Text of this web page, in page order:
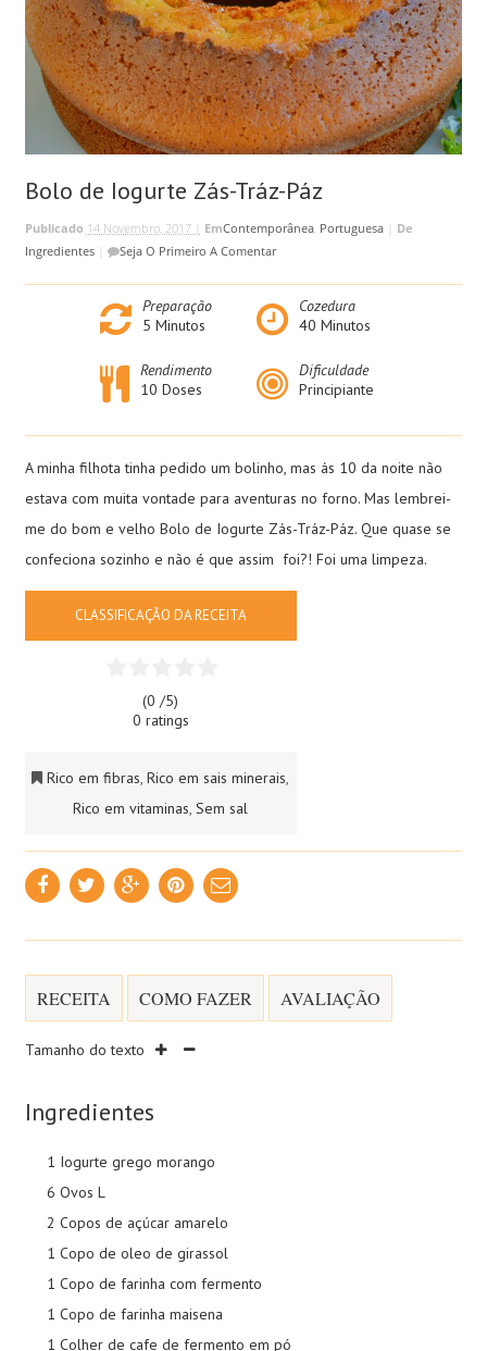
Bolo de Iogurte Zás-Tráz-Páz
Publicado 14 Novembro, 2017 | EmContemporânea, Portuguesa| De
Ingredientes| Seja O Primeiro A Comentar
Preparação
5 Minutos
Cozedura
40 Minutos
Rendimento
10 Doses
Dificuldade
Principiante
A minha filhota tinha pedido um bolinho, mas ás 10 da noite não
estava com muita vontade para aventuras no forno. Mas lembrei-
me do bom e velho Bolo de Iogurte Zás-Tráz-Páz. Que quase se
confeciona sozinho e não é que assim foi?! Foi uma limpeza.
CLASSIFICAÇÃO DA RECEITA
(0 /5)
0 ratings
Rico em fibras,Rico em sais minerais,
Rico em vitaminas,Sem sal
RECEITA COMO FAZER AVALIAÇÃO
Tamanho do texto
Ingredientes
1 Iogurte grego morango
6 Ovos L
2 Copos de açúcar amarelo
1 Copo de oleo de girassol
1 Copo de farinha com fermento
1 Copo de farinha maisena
1 Colher de cafe de fermento em pó